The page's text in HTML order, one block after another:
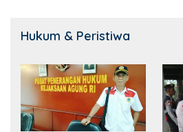
Hukum & Peristiwa